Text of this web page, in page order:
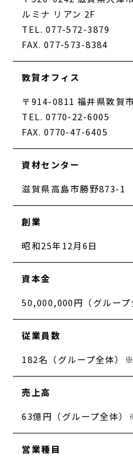
ルミナ リアン 2F
TEL. 077-572-3879
FAX. 077-573-8384
敦賀オフィス
〒914-0811 福井県敦賀
TEL. 0770-22-6005
FAX. 0770-47-6405
資材センター
滋賀県高島市勝野873-1
創業
昭和25年12月6日
資本金
50,000,000円（グループ
従業員数
182名（グループ全体）
売上高
63億円（グループ全体
営業種目